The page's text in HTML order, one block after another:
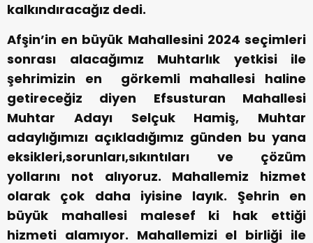
kalkındıracağız dedi.
Afşin’in en büyük Mahallesini 2024 seçimleri
sonrası alacağımız Muhtarlık yetkisi ile
şehrimizin en görkemli mahallesi haline
getireceğiz diyen Efsusturan Mahallesi
Muhtar Adayı Selçuk Hamiş, Muhtar
adaylığımızı açıkladığımız günden bu yana
eksikleri,sorunları,sıkıntıları ve çözüm
yollarını not alıyoruz. Mahallemiz hizmet
olarak çok daha iyisine layık. Şehrin en
büyük mahallesi malesef ki hak ettiği
hizmeti alamıyor. Mahallemizi el birliği ile